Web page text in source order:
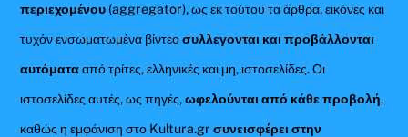
περιεχομένου (aggregator), ως εκ τούτου τα άρθρα, εικόνες και
τυχόν ενσωματωμένα βίντεοσυλλεγονται και προβάλλονται
αυτόματααπό τρίτες, ελληνικές και μη, ιστοσελίδες. Οι
ιστοσελίδες αυτές, ως πηγές,ωφελούνται από κάθε προβολή,
καθώς η εμφάνιση στο Kultura.gr συνεισφέρει στην